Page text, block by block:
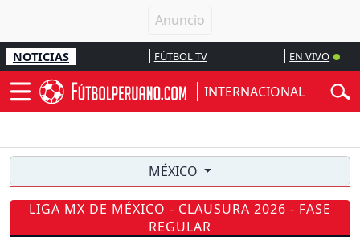
NOTICIAS FÚTBOL TV EN VIVO
INTERNACIONAL
MÉXICO
LIGA MX DE MÉXICO - CLAUSURA 2026 - FASE
REGULAR